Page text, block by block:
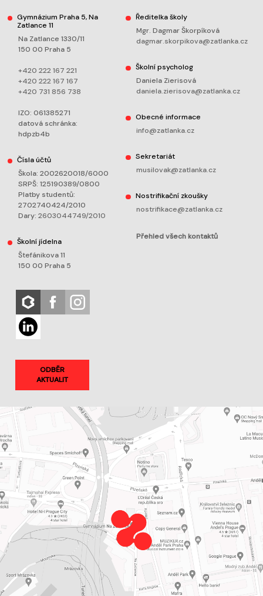
Gymnázium Praha 5, Na
Zatlance 11
Na Zatlance 1330/11
150 00 Praha 5
+420 222 167 221
+420 222 167 167
+420 731 856 738
IZO: 061385271
datová schránka:
hdpzb4b
Čísla účtů
Škola: 2002620018/6000
SRPŠ: 125190389/0800
Platby studentů:
2702740424/2010
Dary: 2603044749/2010
Školní jídelna
Štefánikova 11
150 00 Praha 5
ODBĚR
AKTUALIT
Ředitelka školy
Mgr. Dagmar Škorpíková
dagmar.skorpikova@zatlanka.cz
Školní psycholog
Daniela Zierisová
daniela.zierisova@zatlanka.cz
Obecné informace
info@zatlanka.cz
Sekretariát
musilovak@zatlanka.cz
Nostrifikační zkoušky
nostrifikace@zatlanka.cz
Přehled všech kontaktů